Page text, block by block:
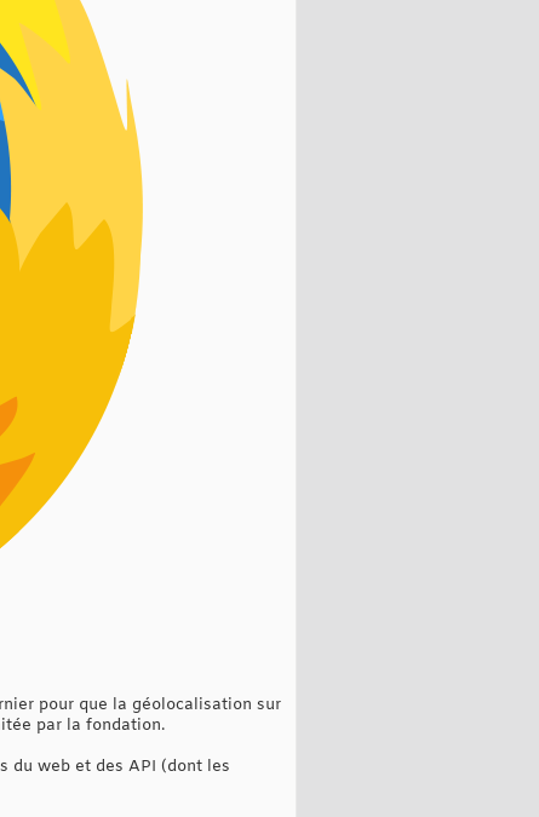
pour que la géolocalisation sur
par la fondation.
du web et des API (dont les